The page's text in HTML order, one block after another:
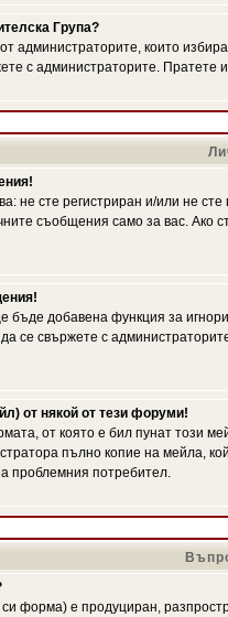
Група?
администраторите, които
с администраторите.
не сте регистриран и/или не
съобщения само за вас. Ако
добавена функция за
се свържете с
от някой от тези форуми!
от която е бил пунат този
пълно копие на мейла,
проблемния потребител.
форма) е продуциран,